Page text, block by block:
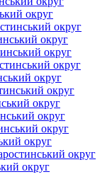
округ
округ
округ
округ
округ
округ
округ
округ
округ
округ
округ
округ
округ